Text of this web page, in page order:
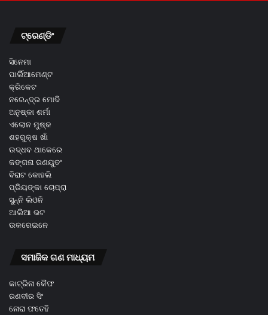
ଟ୍ରେଣ୍ଡିଂ
ସିନେମା
ପାର୍ଲିଆମେଣ୍ଟ
କ୍ରିକେଟ
ନରେନ୍ଦ୍ର ମୋଦି
ଅନୁଷ୍କା ଶର୍ମା
ଏଲୋନ ମୁଷ୍କ
ଶହରୁକ୍ଷ ଖାଁ
ଉଦ୍ଧବ ଥାକେରେ
କଙ୍ଗନା ରଣୟୁତଂ
ବିରାଟ କୋହଲି
ପ୍ରିୟଙ୍କା ଚୋପ୍ରା
ସୁନ୍ନି ଲିଓନି
ଆଲିଆ ଭଟ
ଉକରେଇନେ
ସମାଜିକ ଗଣ ମାଧ୍ୟମ
କାଟ୍ରିନା କୈଫ
ରଣବୀର ସିଂ
ନୋରା ଫତେହି